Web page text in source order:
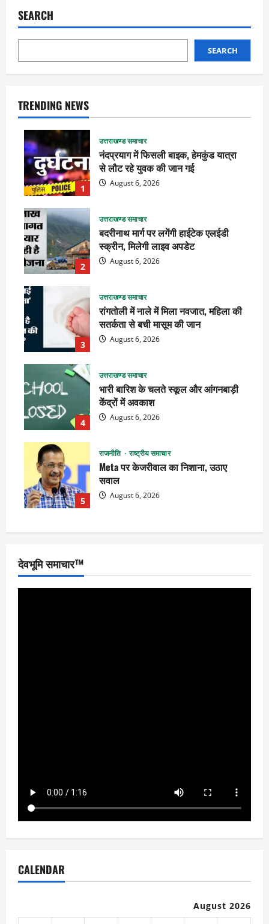
SEARCH
SEARCH
TRENDING NEWS
1
उत्तराखण्ड समाचार
नंदप्रयाग में फिसली बाइक, हेमकुंड यात्रा
से लौट रहे युवक की जान गई
August 6, 2026
2
उत्तराखण्ड समाचार
बदरीनाथ मार्ग पर लगेंगी हाईटेक एलईडी
स्क्रीन, मिलेगी लाइव अपडेट
August 6, 2026
3
उत्तराखण्ड समाचार
रांगतोली में नाले में मिला नवजात, महिला की
सतर्कता से बची मासूम की जान
August 6, 2026
4
उत्तराखण्ड समाचार
भारी बारिश के चलते स्कूल और आंगनबाड़ी
केंद्रों में अवकाश
August 6, 2026
5
राजनीति राष्ट्रीय समाचार
Meta पर केजरीवाल का निशाना, उठाए
सवाल
August 6, 2026
देवभूमि समाचार™
CALENDAR
August 2026